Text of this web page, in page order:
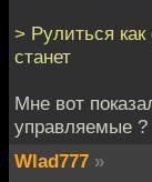
> Рулиться
станет
Мне вот
управляемые ?
Wlad777 »